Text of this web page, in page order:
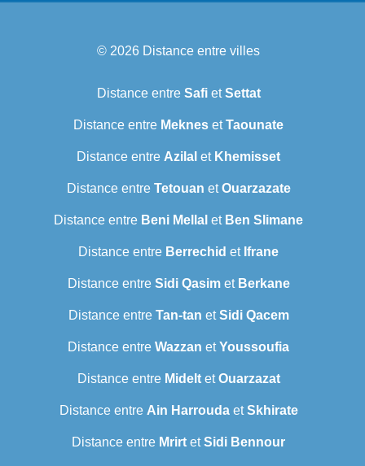
© 2026 Distance entre villes
Distance entre SafietSettat
Distance entre Meknes etTaounate
Distance entre Azilal et Khemisset
Distance entre Tetouan etOuarzazate
Distance entre Beni Mellal et Ben Slimane
Distance entre Berrechid et Ifrane
Distance entre Sidi Qasimet Berkane
Distance entre Tan-tan etSidi Qacem
Distance entre Wazzan etYoussoufia
Distance entre MideltetOuarzazat
Distance entre Ain HarroudaetSkhirate
Distance entre Mrirt etSidi Bennour